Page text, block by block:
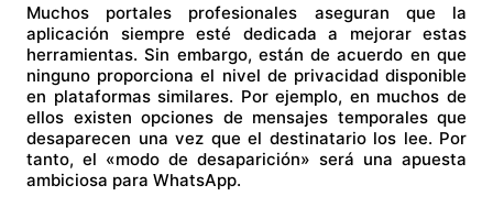
Muchos portales profesionales aseguran que la
aplicación siempre esté dedicada a mejorar estas
herramientas. Sin embargo, están de acuerdo en que
ninguno proporciona el nivel de privacidad disponible
en plataformas similares. Por ejemplo, en muchos de
ellos existen opciones de mensajes temporales que
desaparecen una vez que el destinatario los lee. Por
tanto, el «modo de desaparición» será una apuesta
ambiciosa para WhatsApp.